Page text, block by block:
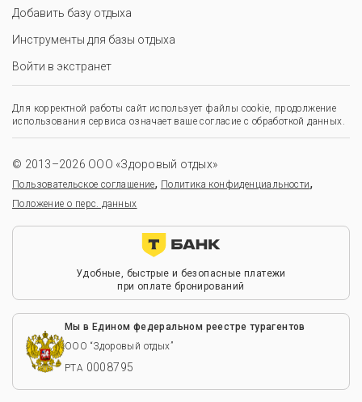
Добавить базу отдыха
Инструменты для базы отдыха
Войти в экстранет
Для корректной работы сайт использует файлы cookie, продолжение
использования сервиса означает ваше согласие с обработкой данных.
© 2013–2026 ООО «Здоровый отдых»
Пользовательское соглашение, Политика конфиденциальности,
Положение о перс. данных
Удобные, быстрые и безопасные платежи
при оплате бронирований
Мы в Едином федеральном реестре турагентов
ООО “Здоровый отдых”
РТА 0008795